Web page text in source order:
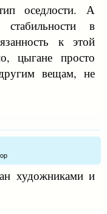
оседлости. А
в
к этой
цыгане просто
вещам, не
художниками и